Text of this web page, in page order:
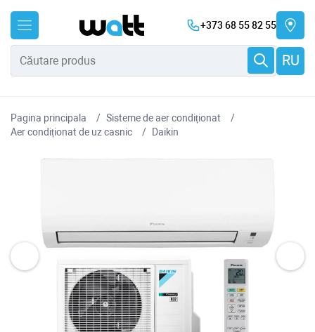
+373 68 55 82 55
RU
Pagina principala
Sisteme de aer condiționat
Aer condiționat de uz casnic
Daikin